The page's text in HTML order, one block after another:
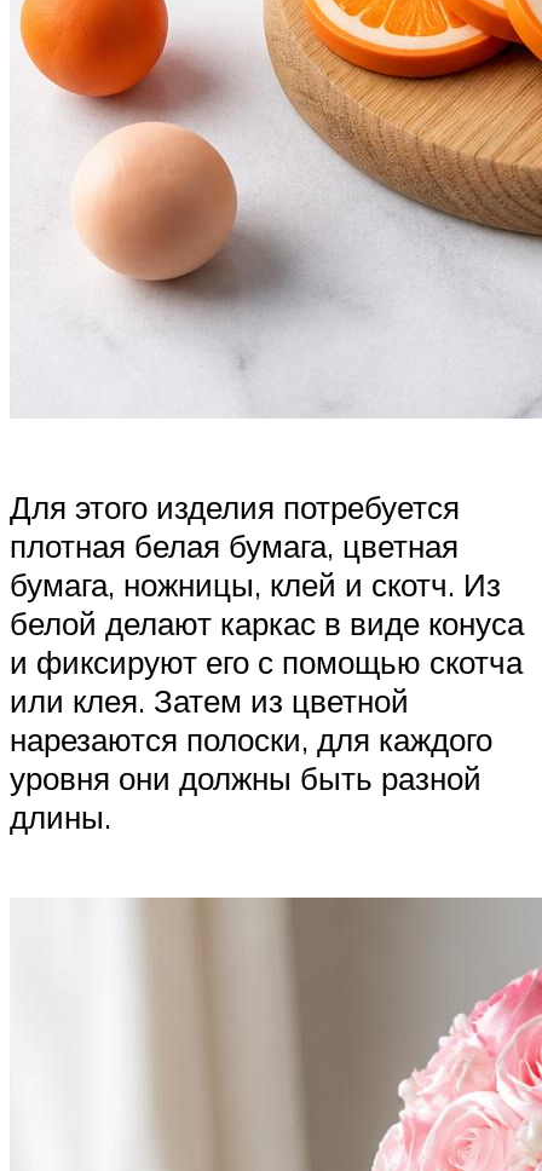
Для этого изделия потребуется
плотная белая бумага, цветная
бумага, ножницы, клей и скотч. Из
белой делают каркас в виде конуса
и фиксируют его с помощью скотча
или клея. Затем из цветной
нарезаются полоски, для каждого
уровня они должны быть разной
длины.